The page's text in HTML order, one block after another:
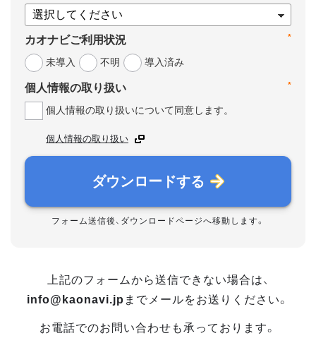
*
カオナビご利用状況
未導入
不明 導入済み
*
個人情報の取り扱い
個人情報の取り扱いについて同意します。
個人情報の取り扱い
ダウンロードする
フォーム送信後、ダウンロードページへ移動します。
上記のフォームから送信できない場合は、
info@kaonavi.jp までメールをお送りください。
お電話でのお問い合わせも承っております。